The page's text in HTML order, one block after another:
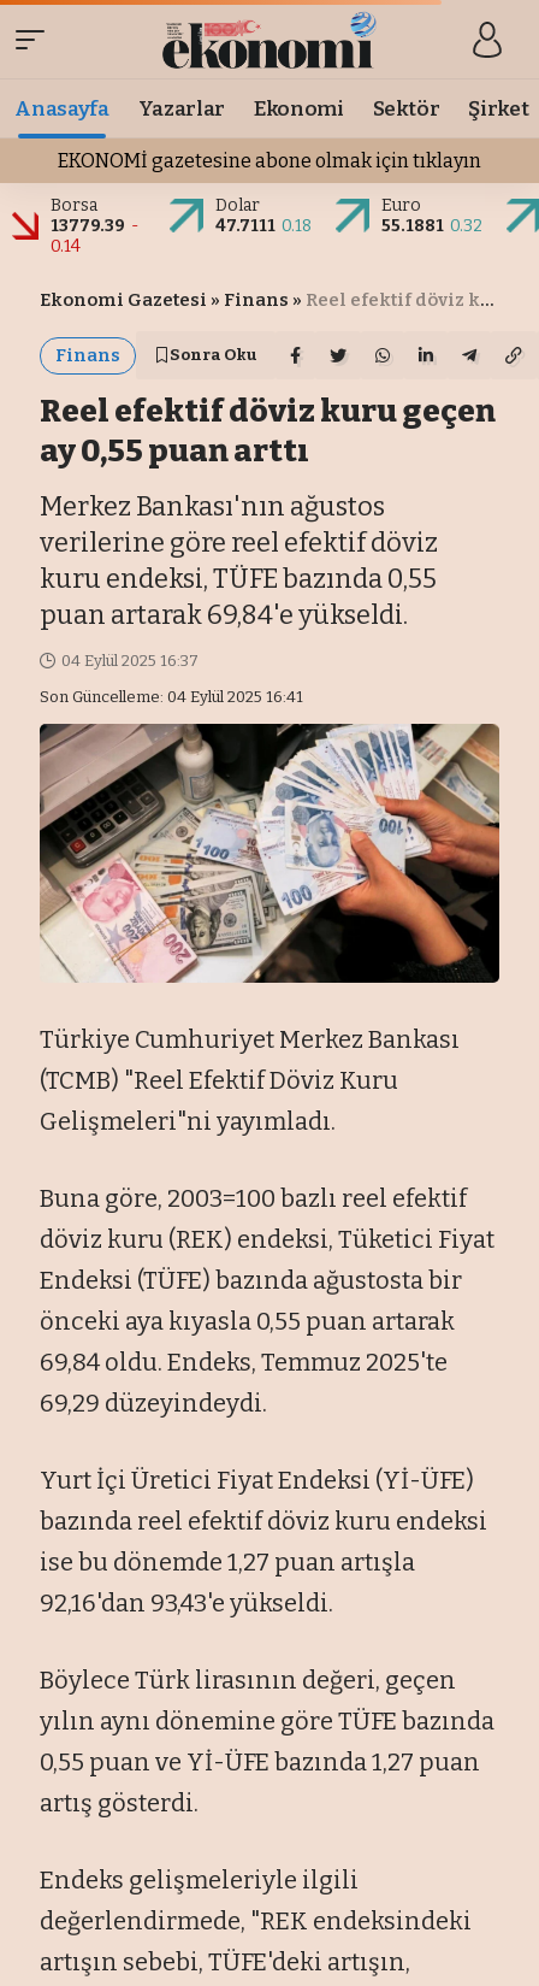
Anasayfa Yazarlar Ekonomi Sektör Şirket
EKONOMİ gazetesine abone olmak için tıklayın
Borsa
13779.39 -
0.14
Dolar
47.7111 0.18
Euro
55.1881 0.32
Ekonomi Gazetesi » Finans » Reel efektif döviz kuru geçen ay 0,55 puan arttı
Finans Sonra Oku
Reel efektif döviz kuru geçen
ay 0,55 puan arttı
Merkez Bankası'nın ağustos
verilerine göre reel efektif döviz
kuru endeksi, TÜFE bazında 0,55
puan artarak 69,84'e yükseldi.
Son Güncelleme: 04 Eylül 2025 16:41
04 Eylül 2025 16:37
Türkiye Cumhuriyet Merkez Bankası
(TCMB) "Reel Efektif Döviz Kuru
Gelişmeleri"ni yayımladı.
Buna göre, 2003=100 bazlı reel efektif
döviz kuru (REK) endeksi, Tüketici Fiyat
Endeksi (TÜFE) bazında ağustosta bir
önceki aya kıyasla 0,55 puan artarak
69,84 oldu. Endeks, Temmuz 2025'te
69,29 düzeyindeydi.
Yurt İçi Üretici Fiyat Endeksi (Yİ-ÜFE)
bazında reel efektif döviz kuru endeksi
ise bu dönemde 1,27 puan artışla
92,16'dan 93,43'e yükseldi.
Böylece Türk lirasının değeri, geçen
yılın aynı dönemine göre TÜFE bazında
0,55 puan ve Yİ-ÜFE bazında 1,27 puan
artış gösterdi.
Endeks gelişmeleriyle ilgili
değerlendirmede, "REK endeksindeki
artışın sebebi, TÜFE'deki artışın,